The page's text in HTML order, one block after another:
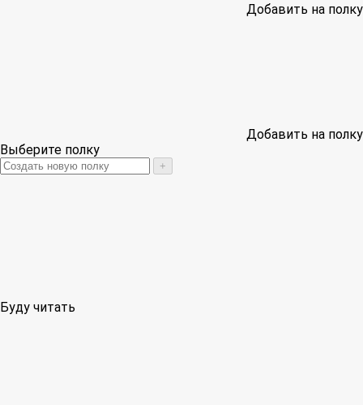
Добавить на полку
Добавить на полку
Выберите полку
+
Буду читать